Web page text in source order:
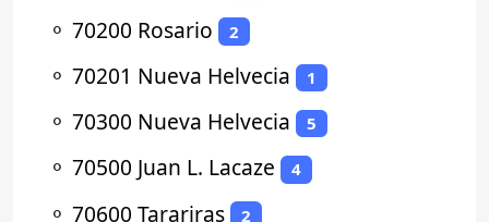
⚬ 70200 Rosario 2
⚬ 70201 Nueva Helvecia 1
⚬ 70300 Nueva Helvecia 5
⚬ 70500 Juan L. Lacaze 4
⚬ 70600 Tarariras 2